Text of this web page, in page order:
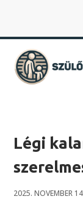
Légi
2025. NOVEMBER